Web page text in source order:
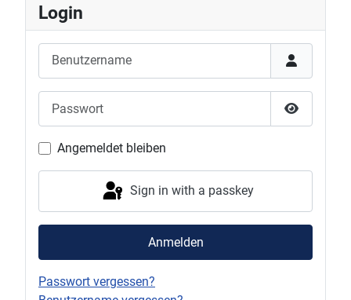
Login
Benutzername
Show
Angemeldet bleiben
Sign in with a passkey
Anmelden
Passwort vergessen?